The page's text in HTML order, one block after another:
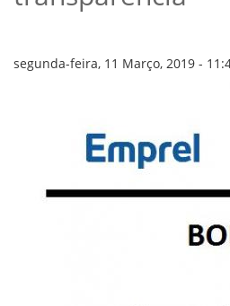
GOVERNANÇA
LICITAÇÕES
ATAS DE REGISTRO DE PREÇOS
REGULAMENTO INTERNO DE
CONTRATO
segunda-feira, 11 Março, 2019 -